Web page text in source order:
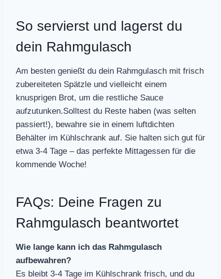
So servierst und lagerst du
dein Rahmgulasch
Am besten genießt du dein Rahmgulasch mit frisch
zubereiteten Spätzle und vielleicht einem
knusprigen Brot, um die restliche Sauce
aufzutunken.Solltest du Reste haben (was selten
passiert!), bewahre sie in einem luftdichten
Behälter im Kühlschrank auf. Sie halten sich gut für
etwa 3-4 Tage – das perfekte Mittagessen für die
kommende Woche!
FAQs: Deine Fragen zu
Rahmgulasch beantwortet
Wie lange kann ich das Rahmgulasch
aufbewahren?
Es bleibt 3-4 Tage im Kühlschrank frisch, und du